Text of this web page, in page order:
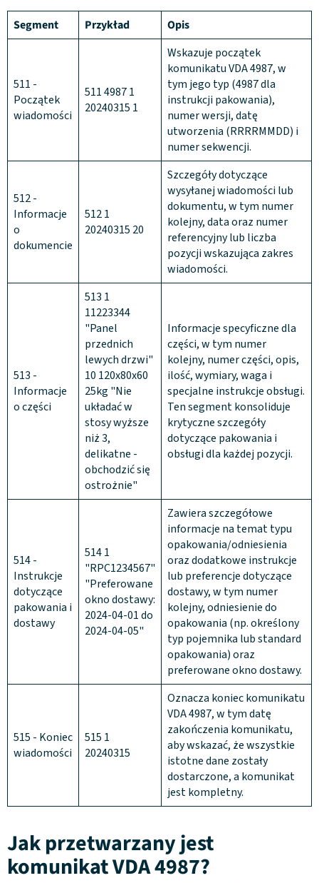
Segment Przykład Opis
511 -
Początek
wiadomości
511 4987 1
20240315 1
Wskazuje początek
komunikatu VDA 4987, w
tym jego typ (4987 dla
instrukcji pakowania),
numer wersji, datę
utworzenia (RRRRMMDD) i
numer sekwencji.
512 -
Informacje
o
dokumencie
512 1
20240315 20
Szczegóły dotyczące
wysyłanej wiadomości lub
dokumentu, w tym numer
kolejny, data oraz numer
referencyjny lub liczba
pozycji wskazująca zakres
wiadomości.
513 -
Informacje
o części
513 1
11223344
"Panel
przednich
lewych drzwi"
10 120x80x60
25kg "Nie
układać w
stosy wyższe
niż 3,
delikatne -
obchodzić się
ostrożnie"
Informacje specyficzne dla
części, w tym numer
kolejny, numer części, opis,
ilość, wymiary, waga i
specjalne instrukcje obsługi.
Ten segment konsoliduje
krytyczne szczegóły
dotyczące pakowania i
obsługi dla każdej pozycji.
514 -
Instrukcje
dotyczące
pakowania i
dostawy
514 1
"RPC1234567"
"Preferowane
okno dostawy:
2024-04-01 do
2024-04-05"
Zawiera szczegółowe
informacje na temat typu
opakowania/odniesienia
oraz dodatkowe instrukcje
lub preferencje dotyczące
dostawy, w tym numer
kolejny, odniesienie do
opakowania (np. określony
typ pojemnika lub standard
opakowania) oraz
preferowane okno dostawy.
515 - Koniec
wiadomości
515 1
20240315
Oznacza koniec komunikatu
VDA 4987, w tym datę
zakończenia komunikatu,
aby wskazać, że wszystkie
istotne dane zostały
dostarczone, a komunikat
jest kompletny.
Jak przetwarzany jest
komunikat VDA 4987?